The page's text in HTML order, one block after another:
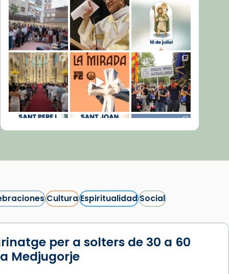
Cargar más...
CulturaEspiritualidadSocial
per a solters de 30 a 60
Medjugorje